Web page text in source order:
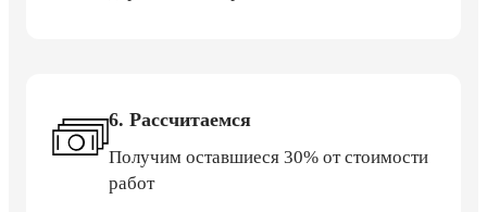
6. Рассчитаемся
Получим оставшиеся 30% от стоимости
работ